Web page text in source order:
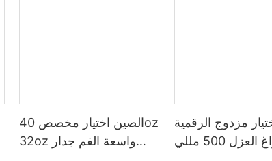
الصين اختيار مخصص 40oz
32oz واسعة الفم جدار
مزدوج الرقمية
فراغ العزل 500 مللي